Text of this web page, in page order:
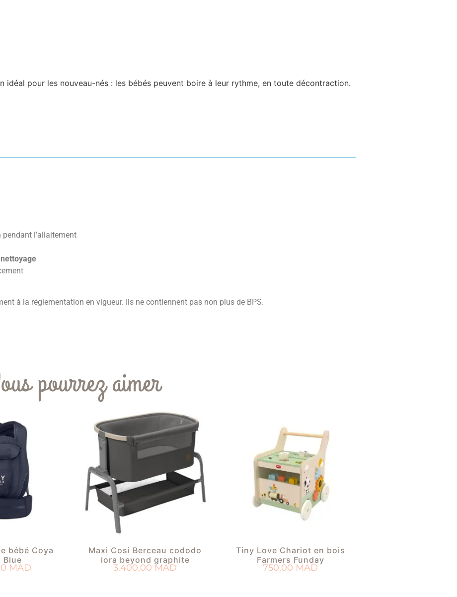
pour les nouveau-nés : les bébés peuvent boire à leur rythme, en toute décontraction.
l’allaitement
à la réglementation en vigueur. Ils ne contiennent pas non plus de BPS.
pourrez aimer
bébé Coya
Blue
MAD
Maxi Cosi Berceau cododo
iora beyond graphite
3.400,00MAD
Tiny Love Chariot en bois
Farmers Funday
750,00 MAD